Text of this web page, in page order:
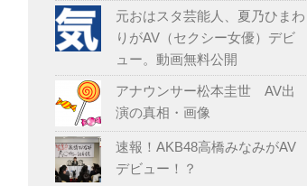
元おはスタ芸能人、夏乃ひまわ
りがAV（セクシー女優）デビ
ュー。動画無料公開
アナウンサー松本圭世 AV出
演の真相・画像
速報！AKB48高橋みなみがAV
デビュー！？